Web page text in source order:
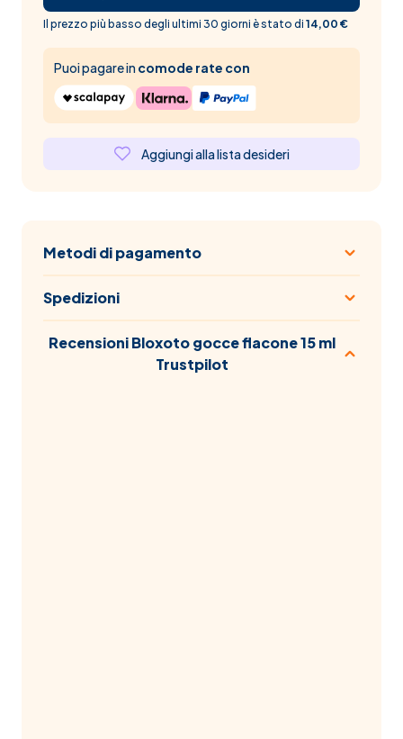
Il prezzo più basso degli ultimi 30 giorni è stato di 14,00 €
Puoi pagare incomode rate con
Aggiungi alla lista desideri
Metodi di pagamento
Spedizioni
Recensioni Bloxoto gocce flacone 15 ml
Trustpilot